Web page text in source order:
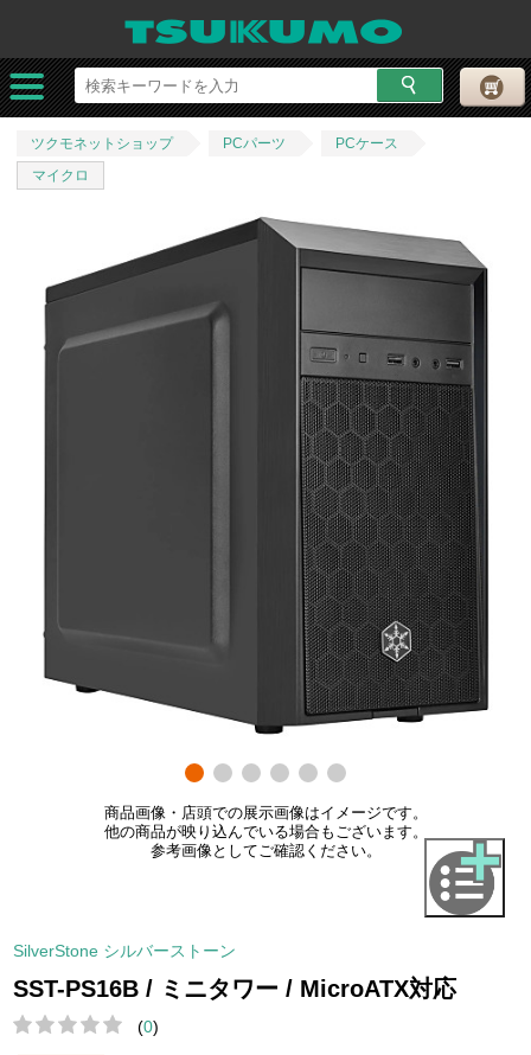
ツクモネットショップ PCパーツ
PCケース
マイクロ
商品画像・店頭での展示画像はイメージです。
他の商品が映り込んでいる場合もございます。
参考画像としてご確認ください。
SilverStone シルバーストーン
SST-PS16B / ミニタワー / MicroATX対応
(0)